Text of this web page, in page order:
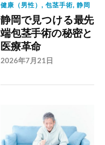
健康（男性）,包茎手術,静岡
静岡で見つける最先
端包茎手術の秘密と
医療革命
2026年7月21日